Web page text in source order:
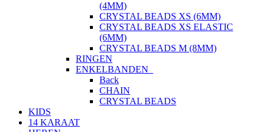
(4MM)
CRYSTAL BEADS XS (6MM)
CRYSTAL BEADS XS ELASTIC
(6MM)
CRYSTAL BEADS M (8MM)
RINGEN
ENKELBANDEN
Back
CHAIN
CRYSTAL BEADS
KIDS
14 KARAAT